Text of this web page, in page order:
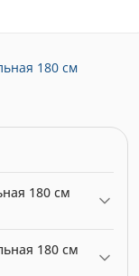
180 см
180 см
ціною 0.00 грн.
180 см